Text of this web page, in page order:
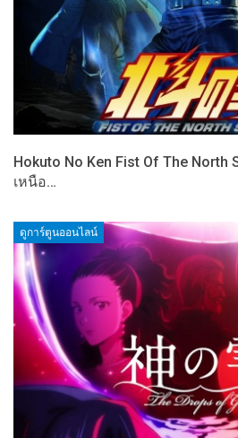
Hokuto No Ken Fist Of The North
เหนือ…
ดูการ์ตูนออนไลน์